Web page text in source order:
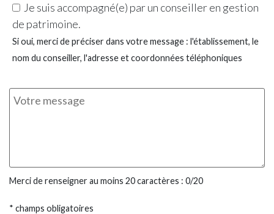
Je suis accompagné(e) par un conseiller en gestion
de patrimoine.
Si oui, merci de préciser dans votre message : l'établissement, le
nom du conseiller, l'adresse et coordonnées téléphoniques
Merci de renseigner au moins 20 caractères : 0/20
* champs obligatoires